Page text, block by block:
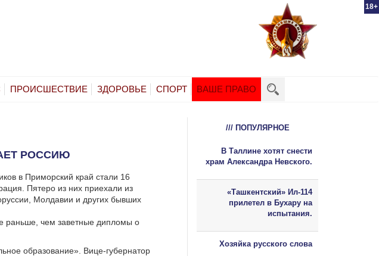
18+
ПРОИСШЕСТВИЕ ЗДОРОВЬЕ СПОРТ ВАШЕ ПРАВО
РОССИЮ
в Приморский край стали 16
Пятеро из них приехали из
Молдавии и других бывших
раньше, чем заветные дипломы о
образование». Вице-губернатор
/// ПОПУЛЯРНОЕ
В Таллине хотят снести
храм Александра Невского.
«Ташкентский» Ил-114
прилетел в Бухару на
испытания.
Хозяйка русского слова